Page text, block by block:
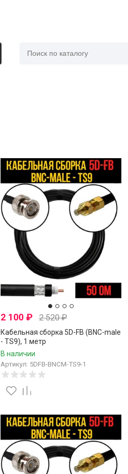
2 100₽ 2 520₽
Кабельная сборка 5D-FB (BNC-male
- TS9), 1 метр
В наличии
Артикул: 5DFB-BNCM-TS9-1